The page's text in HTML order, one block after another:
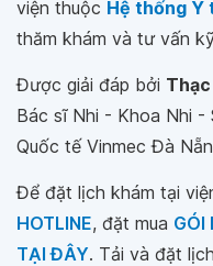
viện thuộc Hệ thống Y
thăm khám và tư vấn
Được giải đáp bởi
Bác sĩ Nhi - Khoa Nhi -
Quốc tế Vinmec Đà
Để đặt lịch khám tại
HOTLINE, đặt mua GÓI
TẠI ĐÂY. Tải và đặt